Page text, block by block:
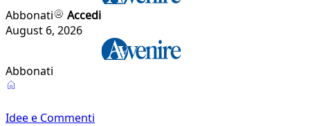
Abbonati
Accedi
August 6, 2026
Abbonati
Idee e Commenti